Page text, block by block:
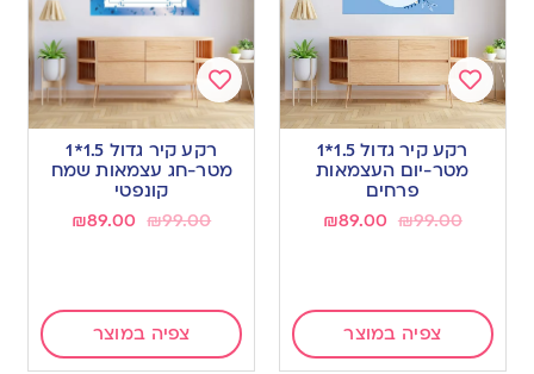
Add
wishlist
רקע קיר גדול 1.5*1
מטר-יום העצמאות
פרחים
₪99.00
₪89.00
צפיה במוצר
Add
wishlist
רקע קיר גדול 1.5*1
מטר-חג עצמאות שמח
קונפטי
₪99.00
₪89.00
צפיה במוצר